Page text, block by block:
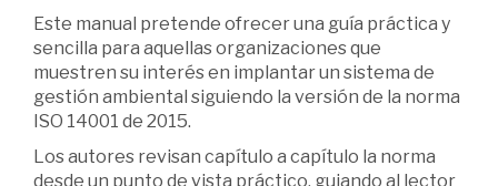
Este manual pretende ofrecer una guía práctica y
sencilla para aquellas organizaciones que
muestren su interés en implantar un sistema de
gestión ambiental siguiendo la versión de la norma
ISO 14001 de 2015.
Los autores revisan capítulo a capítulo la norma
desde un punto de vista práctico, guiando al lector